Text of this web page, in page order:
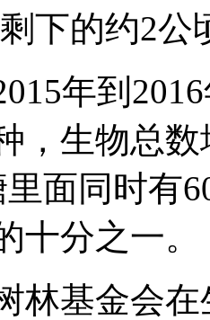
下的约2公
年到
，生物总
面同时有
十分之一。
林基金会